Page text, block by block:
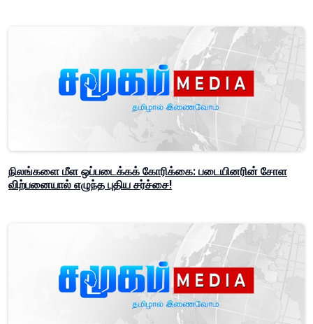
நிலங்களை மீள ஒப்படைக்கக் கோரிக்கை: படையினரின் சோள
விற்பனையால் எழுந்த புதிய சர்ச்சை!